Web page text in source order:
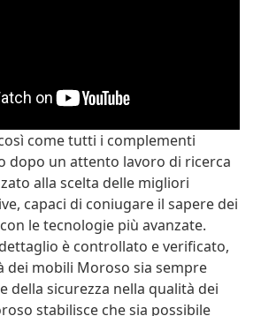
come tutti i complementi
dopo un attento lavoro di ricerca
alla scelta delle migliori
capaci di coniugare il sapere dei
le tecnologie più avanzate.
è controllato e verificato,
dei mobili Moroso sia sempre
della sicurezza nella qualità dei
stabilisce che sia possibile